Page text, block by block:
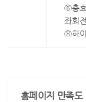
⑤충효
좌회
⑧하이
홈페이지 만족도